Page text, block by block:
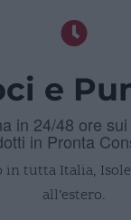
e
in 24/48 ore
in Pronta
in tutta Italia,
all’estero.